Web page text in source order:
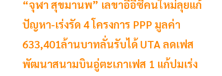
“จุฬา สุขมานพ” เลขาอีอีซีคนใหม่ลุยแก้
ปัญหา-เร่งรัด 4 โครงการ PPP มูลค่า
633,401ล้านบาทลั่นรับได้ UTA ลดเฟส
พัฒนาสนามบินอู่ตะเภาเฟส 1 แก้ปมเร่ง